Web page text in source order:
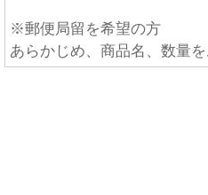
※郵便局留を希望の方
あらかじめ、商品名、数量